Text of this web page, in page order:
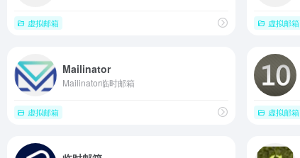
虚拟邮箱 虚拟邮箱
Mailinator
Mailinator临时邮箱
虚拟邮箱 虚拟邮箱